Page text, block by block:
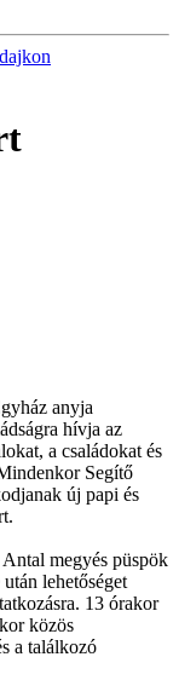
anyja
hívja az
a családokat és
Segítő
új papi és
megyés püspök
lehetőséget
13 órakor
közös
a találkozó